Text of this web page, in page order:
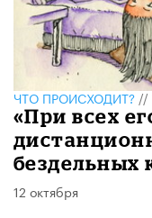
ЧТО ПРОИСХОДИТ?//
«При всех
бездельных
12 октября